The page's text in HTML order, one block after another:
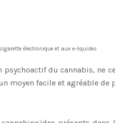
électronique et aux e-liquides
psychoactif du cannabis,
moyen facile et agréable